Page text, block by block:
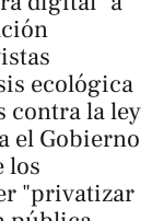
ecológica
contra la ley
el Gobierno
los
"privatizar